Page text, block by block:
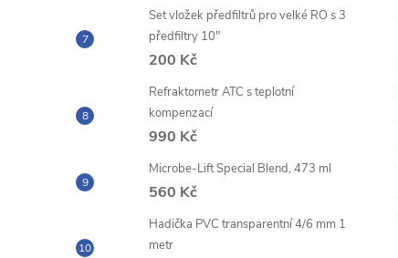
Set vložek předfiltrů pro velké RO s 3
předfiltry 10"
200 Kč
Refraktometr ATC s teplotní
kompenzací
990 Kč
Microbe-Lift Special Blend, 473 ml
560 Kč
Hadička PVC transparentní 4/6 mm 1
metr